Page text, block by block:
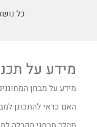
כל
מידע על
מידע על מבחן
האם כדאי להתכונן